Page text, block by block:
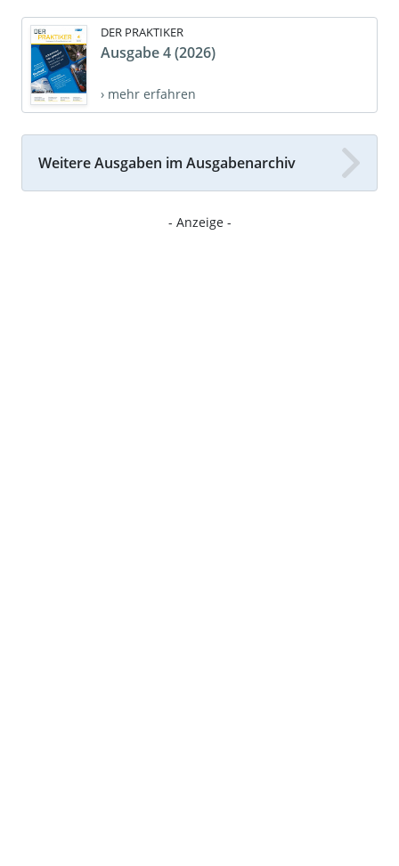
DER PRAKTIKER
Ausgabe 4 (2026)
› mehr erfahren
Weitere Ausgaben im Ausgabenarchiv
- Anzeige -